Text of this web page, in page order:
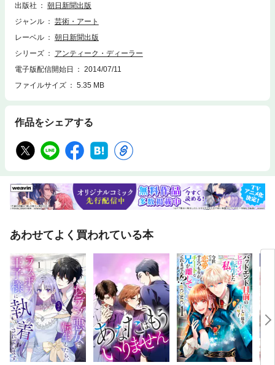
出版社
朝日新聞出版
ジャンル
芸術・アート
レーベル
朝日新聞出版
シリーズ
アンティーク・ディーラー
電子版配信開始日
2014/07/11
ファイルサイズ
5.35 MB
作品をシェアする
あわせてよく買われている本